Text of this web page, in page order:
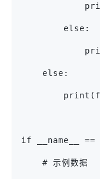
        else:
    else:
if __name__ ==
    # 示例数据